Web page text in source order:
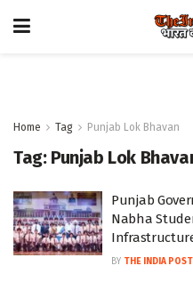
Home Tag Punjab Lok Bhavan
Tag: Punjab Lok
Punjab
Nabha
BY THE INDIA POST